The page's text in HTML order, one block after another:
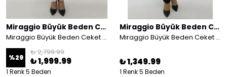
Miraggio Büyük Beden Ceket
Miraggio Büyük Beden Ceket 4154 SİYAH
%29
₺ 2,799.99
₺ 1,999.99
1 Renk 5 Beden
Miraggio Büyük Beden Ceket
Miraggio Büyük Beden Ceket 4366
₺ 1,349.99
1 Renk 5 Beden